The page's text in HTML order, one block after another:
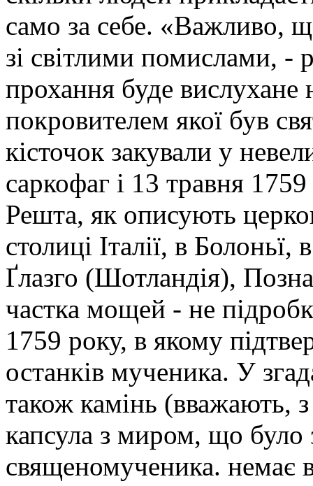
само за себе. «Важливо,
зі світлими помислами, -
прохання буде
покровителем якої був
кісточок закували у
саркофаг і 13 травня
Решта, як описують
столиці Італії, в Болоньї,
Ґлазго (Шотландія),
частка мощей - не
1759 року, в якому
останків мученика. У
також камінь (вважають,
капсула з миром, що було
священомученика. немає